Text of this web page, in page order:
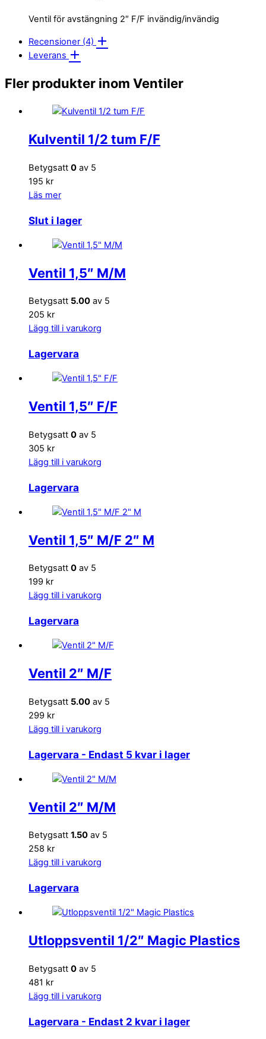
Ventil för avstängning 2″ F/F invändig/invändig
Recensioner (4)
Leverans
Fler produkter inom Ventiler
Kulventil 1/2 tum F/F
Betygsatt 0 av 5
195 kr
Läs mer
Slut i lager
Ventil 1,5″ M/M
Betygsatt 5.00 av 5
205 kr
Lägg till i varukorg
Lagervara
Ventil 1,5″ F/F
Betygsatt 0 av 5
305 kr
Lägg till i varukorg
Lagervara
Ventil 1,5″ M/F 2″ M
Betygsatt 0 av 5
199 kr
Lägg till i varukorg
Lagervara
Ventil 2″ M/F
Betygsatt 5.00 av 5
299 kr
Lägg till i varukorg
Lagervara - Endast 5 kvar i lager
Ventil 2″ M/M
Betygsatt 1.50 av 5
258 kr
Lägg till i varukorg
Lagervara
Utloppsventil 1/2″ Magic Plastics
Betygsatt 0 av 5
481 kr
Lägg till i varukorg
Lagervara - Endast 2 kvar i lager